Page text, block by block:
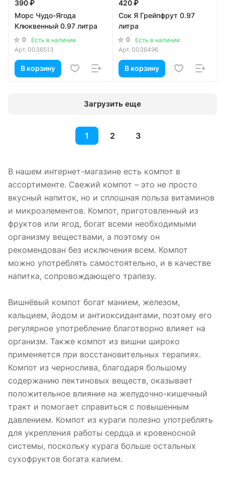
390 ₽
Морс Чудо-Ягода
Клюквенный 0.97 литра
0
Есть в наличии
Арт. 0036513
В корзину
420 ₽
Сок Я Грейпфрут 0.97
литра
0
Есть в наличии
Арт. 0036496
В корзину
Загрузить еще
1 2 3
В нашем интернет-магазине есть компот в
ассортименте. Свежий компот – это не просто
вкусный напиток, но и сплошная польза витаминов
и микроэлементов. Компот, приготовленный из
фруктов или ягод, богат всеми необходимыми
организму веществами, а поэтому он
рекомендован без исключения всем. Компот
можно употреблять самостоятельно, и в качестве
напитка, сопровождающего трапезу.
Вишнёвый компот богат манием, железом,
кальцием, йодом и антиоксидантами, поэтому его
регулярное употребление благотворно влияет на
организм. Также компот из вишни широко
применяется при восстановительных терапиях.
Компот из чернослива, благодаря большому
содержанию пектиновых веществ, оказывает
положительное влияние на желудочно-кишечный
тракт и помогает справиться с повышенным
давлением. Компот из кураги полезно употреблять
для укрепления работы сердца и кровеносной
системы, поскольку курага больше остальных
сухофруктов богата калием.